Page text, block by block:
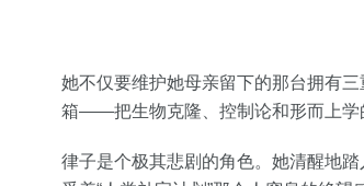
她不仅要维护她母亲留下的那台拥有
箱——把生物克隆、控制论和形而上学
律子是个极其悲剧的角色。她清醒地